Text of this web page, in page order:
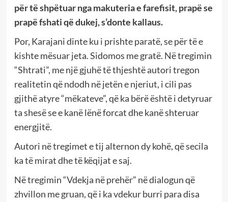
për të shpëtuar nga makuteria e farefisit, prapë se
prapë fshati që dukej, s’donte kallaus.
Por, Karajani dinte ku i prishte paratë, se për të e
kishte mësuar jeta. Sidomos me gratë. Në tregimin
“Shtrati”, me një gjuhë të thjeshtë autori tregon
realitetin që ndodh në jetën e njeriut, i cili pas
gjithë atyre “mëkateve”, që ka bërë është i detyruar
ta shesë se e kanë lënë forcat dhe kanë shteruar
energjitë.
Autori në tregimet e tij alternon dy kohë, që secila
ka të mirat dhe të këqijat e saj.
Në tregimin “Vdekja në prehër” në dialogun që
zhvillon me gruan, që i ka vdekur burri para disa